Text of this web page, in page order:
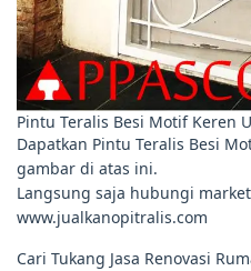
Pintu Teralis Besi Motif Keren
Dapatkan Pintu Teralis Besi
gambar di atas ini.
Langsung saja hubungi
www.jualkanopitralis.com
Cari Tukang Jasa Renovasi